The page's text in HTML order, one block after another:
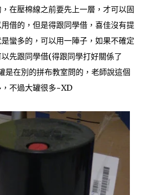
在壓棉線之前要先上一層，才可以固
借的，但是得跟同學借，喜佳沒有提
蠻多的，可以用一陣子，如果不確定
先跟同學借(得跟同學打好關係了
是在別的拼布教室問的，老師說這個
不過大罐很多~XD